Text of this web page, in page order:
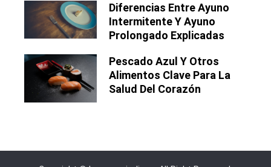
Diferencias Entre Ayuno
Intermitente Y Ayuno
Prolongado Explicadas
Pescado Azul Y Otros
Alimentos Clave Para La
Salud Del Corazón